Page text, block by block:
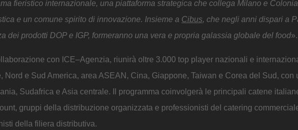
fieristico internazionale, una piattaforma strategica che collega Milano e
e un comune spirito di innovazione. Insieme a Cibus, che negli anni dispari a
dei prodotti DOP e IGP, formeranno una vera e propria galassia globale del food».
con ICE–Agenzia, riunirà oltre 3.000 top player nazionali e
Nord e Sud America, area ASEAN, Cina, Giappone, Taiwan e Corea del Sud, con
Sudafrica e Asia centrale. Il programma coinvolgerà le principali catene
gruppi della distribuzione organizzata e professionisti del catering
della filiera distributiva.